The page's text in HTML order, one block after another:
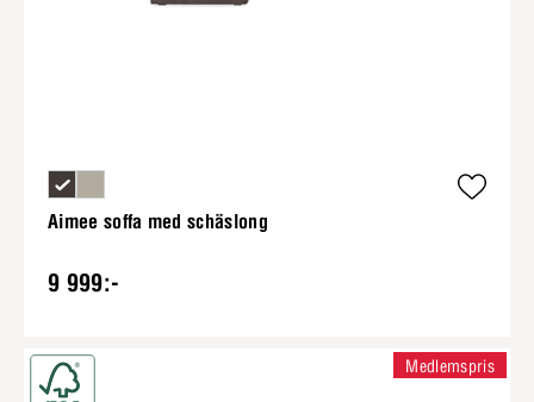
Aimee soffa med schäslong
9 999:-
Medlemspris